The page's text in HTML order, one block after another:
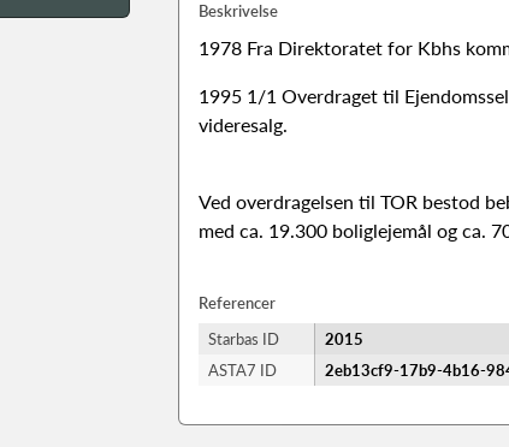
Beskrivelse
1978 Fra Direktoratet for Kbhs
1995 1/1 Overdraget til
videresalg.
Ved overdragelsen til TOR bestod
med ca. 19.300 boliglejemål og ca.
Referencer
Starbas ID
2015
ASTA7 ID
2eb13cf9-17b9-4b16-